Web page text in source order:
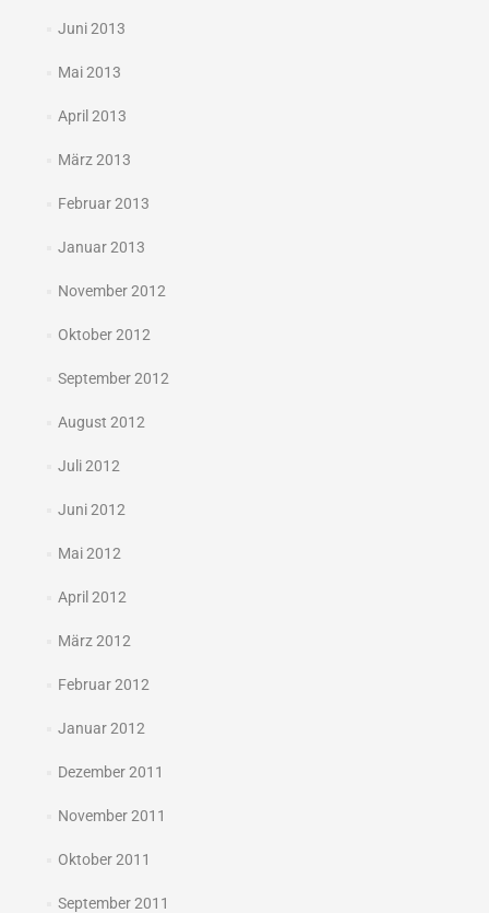
Juni 2013
Mai 2013
April 2013
März 2013
Februar 2013
Januar 2013
November 2012
Oktober 2012
September 2012
August 2012
Juli 2012
Juni 2012
Mai 2012
April 2012
März 2012
Februar 2012
Januar 2012
Dezember 2011
November 2011
Oktober 2011
September 2011